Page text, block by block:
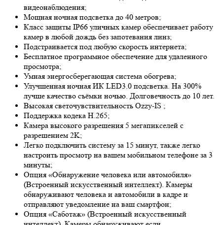
видеонаблюдения;
Мощная ночная подсветка до 40 метров;
Класс защиты IP66 уличных камер обеспечивает работу
камер в любой дождь без запотевания линз;
Подстраивается под любую скорость интернета;
Бесплатное программное обеспечение для удаленного
просмотра;
Умная энергосберегающая система обогрева;
Улучшенная ночная ИК LED3.0 подсветка. На 300%
лучше качество съёмки ночью. Долговечность до 10 лет.
Высокая светочувствительность Ozzy-IS ;
Поддержка кодека H.265;
Камера высокого разрешения 5 мегапикселей с
разрешением 2K;
Легко подключить систему за 15 минут, также легко
настроить просмотр на вашем мобильном телефоне за 3
минуты;
Опция «Обнаружение человека или автомобиля»
(Встроенный искусственный интеллект). Камеры
обнаруживают человека и автомобили в кадре и
отправляют уведомление на ваш смартфон;
Опция «Саботаж» (Встроенный искусственный